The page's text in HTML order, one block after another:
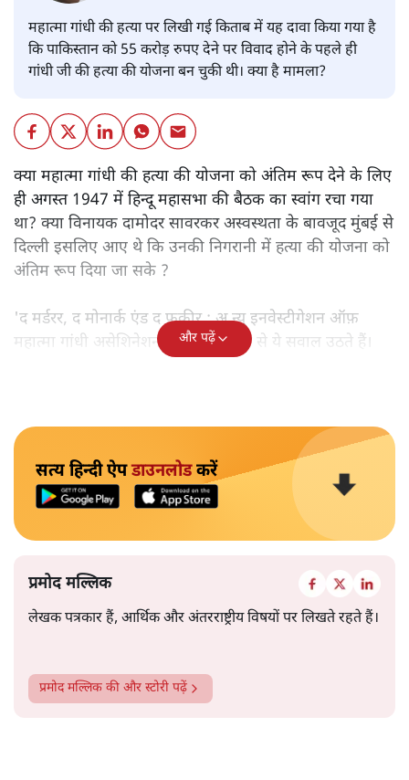
महात्मा गांधी की हत्या पर लिखी गई किताब में यह दावा किया गया है
कि पाकिस्तान को 55 करोड़ रुपए देने पर विवाद होने के पहले ही
गांधी जी की हत्या की योजना बन चुकी थी। क्या है मामला?
क्या महात्मा गांधी की हत्या की योजना को अंतिम रूप देने के लिए
ही अगस्त 1947 में हिन्दू महासभा की बैठक का स्वांग रचा गया
था? क्या विनायक दामोदर सावरकर अस्वस्थता के बावजूद मुंबई से
दिल्ली इसलिए आए थे कि उनकी निगरानी में हत्या की योजना को
अंतिम रूप दिया जा सके ?
'द मर्डरर, द मोनार्क एंड द फ़कीर : अ न्यू इनवेस्टीगेशन ऑफ़
महात्मा गांधी असेशिनेशन' नामक किताब से ये सवाल उठते हैं।
और पढ़ें
सत्य हिन्दी ऐपडाउनलोडकरें
प्रमोद मल्लिक
लेखक पत्रकार हैं, आर्थिक और अंतरराष्ट्रीय विषयों पर लिखते रहते हैं।
प्रमोद मल्लिक की और स्टोरी पढ़ें